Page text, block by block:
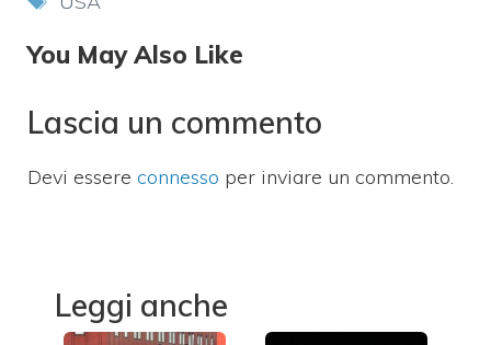
You May Also Like
Lascia un commento
Devi essere connesso per inviare un commento.
Leggi anche